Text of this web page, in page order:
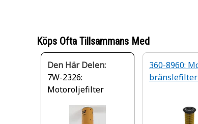
Köps Ofta Tillsammans Med
Den Här Delen:
7W-2326:
Motoroljefilter
360-8960: